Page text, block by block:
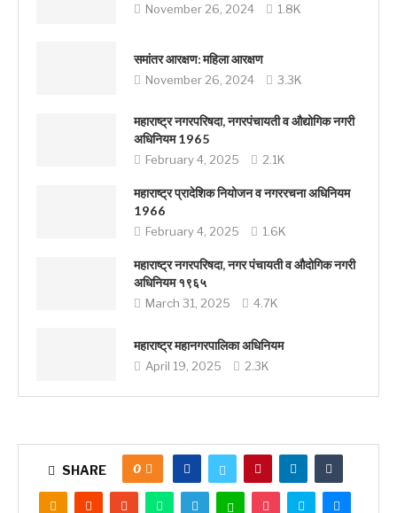
November 26, 2024 1.8K
समांतर आरक्षण: महिला आरक्षण
November 26, 2024 3.3K
महाराष्ट्र नगरपरिषदा, नगरपंचायती व औद्योगिक नगरी
अधिनियम 1965
February 4, 2025 2.1K
महाराष्ट्र प्रादेशिक नियोजन व नगररचना अधिनियम
1966
February 4, 2025 1.6K
महाराष्ट्र नगरपरिषदा, नगर पंचायती व औदोगिक नगरी
अधिनियम १९६५
March 31, 2025 4.7K
महाराष्ट्र महानगरपालिका अधिनियम
April 19, 2025 2.3K
SHARE 0